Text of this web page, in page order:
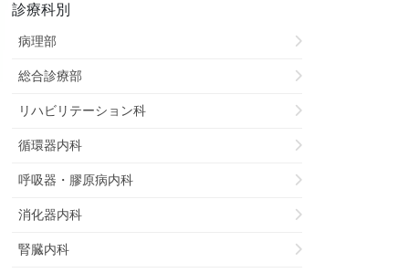
診療科別
病理部
総合診療部
リハビリテーション科
循環器内科
呼吸器・膠原病内科
消化器内科
腎臓内科